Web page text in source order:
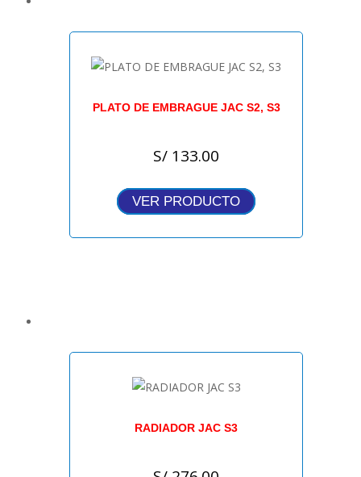
PLATO DE EMBRAGUE JAC S2, S3
S/ 133.00
VER PRODUCTO
RADIADOR JAC S3